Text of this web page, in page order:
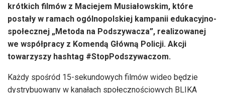
krótkich filmów z Maciejem Musiałowskim, które
postały w ramach ogólnopolskiej kampanii edukacyjno-
społecznej „Metoda na Podszywacza”, realizowanej
we współpracy z Komendą Główną Policji. Akcji
towarzyszy hashtag #StopPodszywaczom.
Każdy spośród 15-sekundowych filmów wideo będzie
dystrybuowany w kanałach społecznościowych BLIKA